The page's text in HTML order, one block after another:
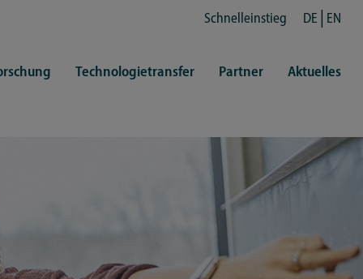
Schnelleinstieg DE EN
Technologietransfer Partner Aktuelles